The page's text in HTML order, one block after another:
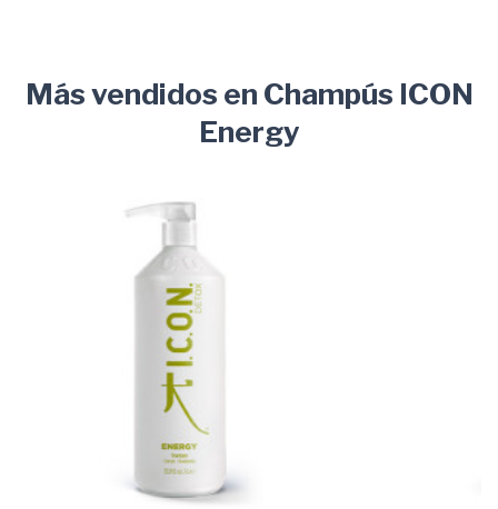
Más vendidos en Champús ICON
Energy